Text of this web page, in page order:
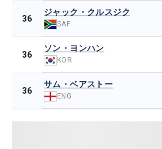
36
ジャック・クルスジク
SAF
36
ソン・ヨンハン
KOR
36
サム・ベアストー
ENG